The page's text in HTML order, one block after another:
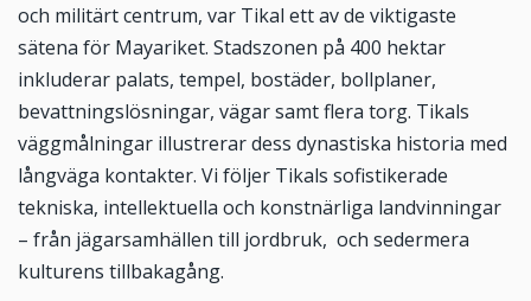
och militärt centrum, var Tikal ett av de viktigaste
sätena för Mayariket. Stadszonen på 400 hektar
inkluderar palats, tempel, bostäder, bollplaner,
bevattningslösningar, vägar samt flera torg. Tikals
väggmålningar illustrerar dess dynastiska historia med
långväga kontakter. Vi följer Tikals sofistikerade
tekniska, intellektuella och konstnärliga landvinningar
– från jägarsamhällen till jordbruk, och sedermera
kulturens tillbakagång.